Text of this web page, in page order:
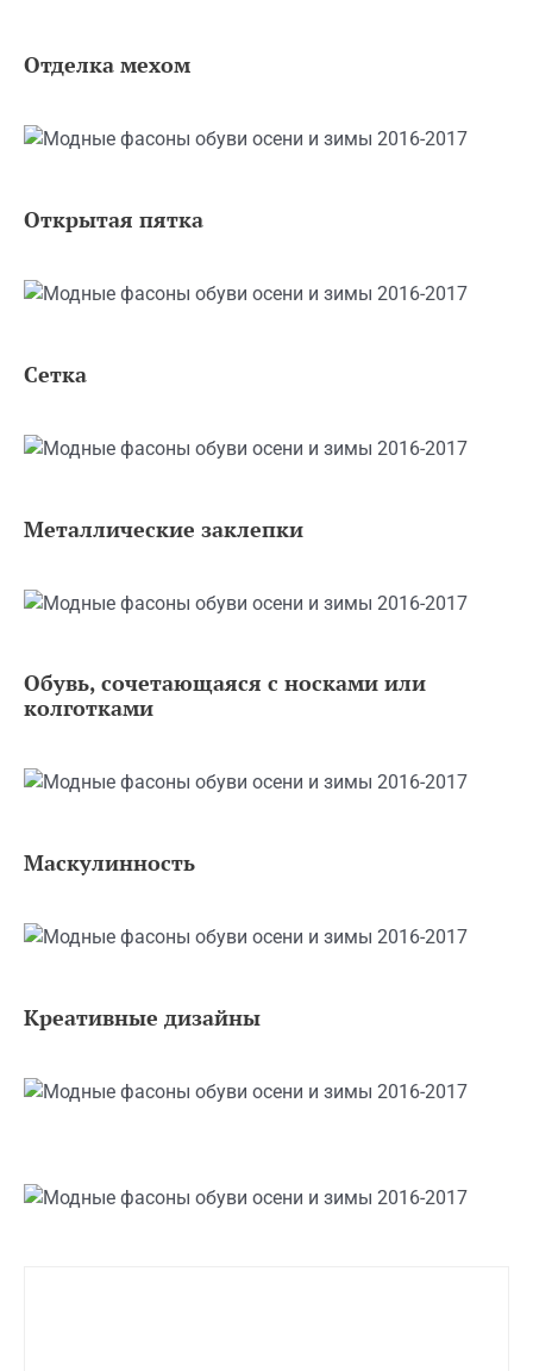
Отделка мехом
Открытая пятка
Сетка
Металлические заклепки
Обувь, сочетающаяся с носками или
колготками
Маскулинность
Креативные дизайны